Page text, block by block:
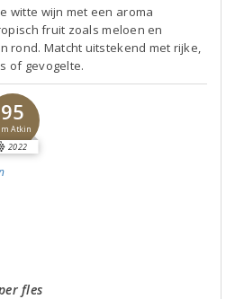
witte wijn met een aroma
fruit zoals meloen en
rond. Matcht uitstekend met rijke,
of gevogelte.
95
Atkin
2022
fles